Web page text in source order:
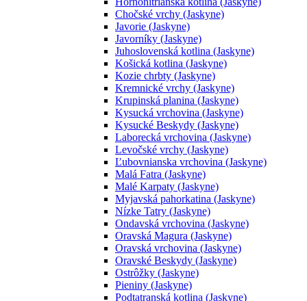
Chočské vrchy (Jaskyne)
Javorie (Jaskyne)
Javorníky (Jaskyne)
Juhoslovenská kotlina (Jaskyne)
Košická kotlina (Jaskyne)
Kozie chrbty (Jaskyne)
Kremnické vrchy (Jaskyne)
Krupinská planina (Jaskyne)
Kysucká vrchovina (Jaskyne)
Kysucké Beskydy (Jaskyne)
Laborecká vrchovina (Jaskyne)
Levočské vrchy (Jaskyne)
Ľubovnianska vrchovina (Jaskyne)
Malá Fatra (Jaskyne)
Malé Karpaty (Jaskyne)
Myjavská pahorkatina (Jaskyne)
Nízke Tatry (Jaskyne)
Ondavská vrchovina (Jaskyne)
Oravská Magura (Jaskyne)
Oravská vrchovina (Jaskyne)
Oravské Beskydy (Jaskyne)
Ostrôžky (Jaskyne)
Pieniny (Jaskyne)
Podtatranská kotlina (Jaskyne)